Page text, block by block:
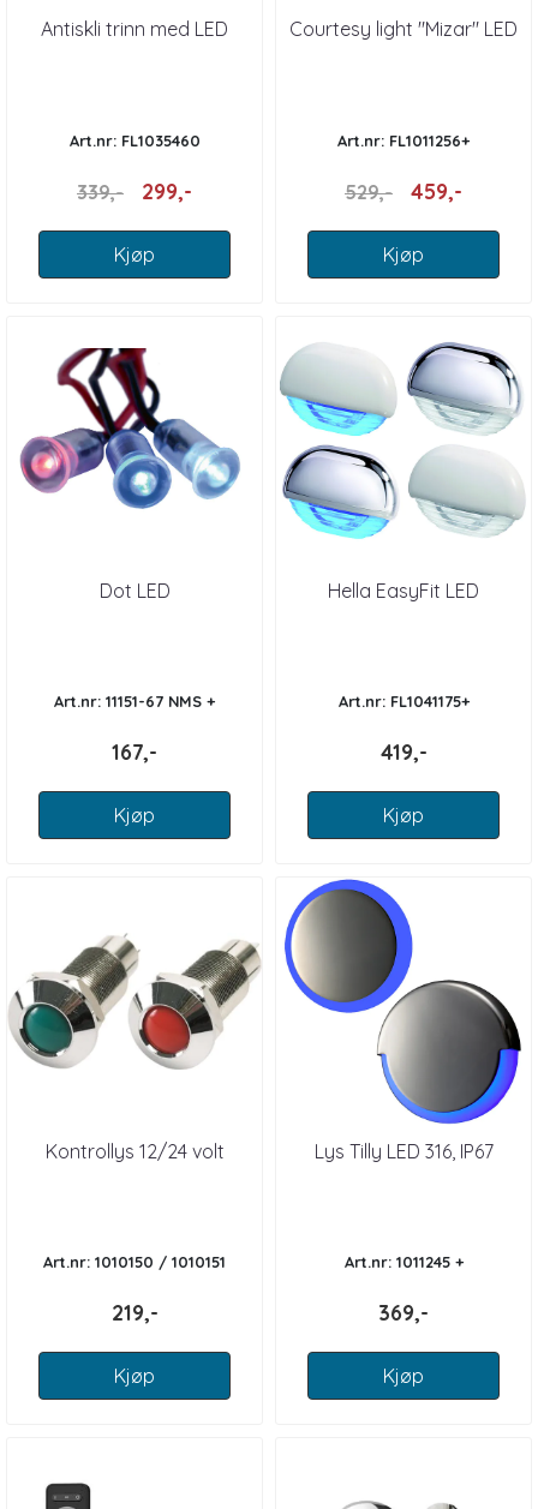
Antiskli trinn med LED
Art.nr: FL1035460
339,- 299,-
Kjøp
Courtesy light "Mizar" LED
Art.nr: FL1011256+
529,- 459,-
Kjøp
Dot LED
Art.nr: 11151-67 NMS +
167,-
Kjøp
Hella EasyFit LED
Art.nr: FL1041175+
419,-
Kjøp
Kontrollys 12/24 volt
Art.nr: 1010150 / 1010151
219,-
Kjøp
Lys Tilly LED 316, IP67
Art.nr: 1011245 +
369,-
Kjøp